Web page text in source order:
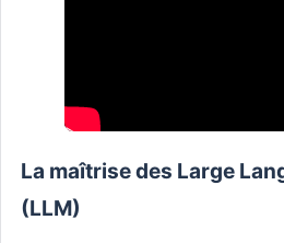
La maîtrise des Large
(LLM)